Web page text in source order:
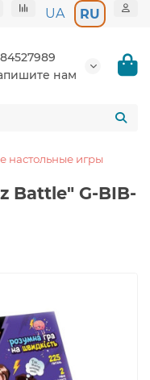
UA RU
нам
настольные игры
Battle" G-BIB-